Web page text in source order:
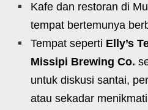
Kafe dan restoran di
tempat bertemunya
Tempat seperti Elly’s
Missipi Brewing Co.
untuk diskusi santai,
atau sekadar